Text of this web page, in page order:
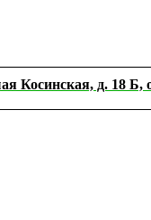
Косинская, д. 18 Б,